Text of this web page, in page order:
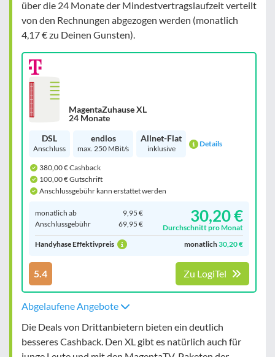
über die 24 Monate der Mindestvertragslaufzeit verteilt
von den Rechnungen abgezogen werden (monatlich
4,17 € zu Deinen Gunsten).
MagentaZuhause XL
24 Monate
DSL
Anschluss
endlos
max. 250 MBit/s
Allnet-Flat
inklusive
Details
380,00 € Cashback
100,00 € Gutschrift
Anschlussgebühr kann erstattet werden
monatlich ab
9,95 €
Anschluss­gebühr
69,95 € 30,20 €
Durchschnitt pro Monat
Handyhase Effektivpreis
monatlich30,20 €
5.4 Zu LogiTel
Abgelaufene Angebote
Die Deals von Drittanbietern bieten ein deutlich
besseres Cashback. Den XL gibt es natürlich auch für